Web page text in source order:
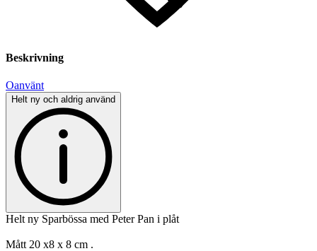
Beskrivning
Oanvänt
Helt ny och aldrig använd
Helt ny Sparbössa med Peter Pan i plåt
Mått 20 x8 x 8 cm .